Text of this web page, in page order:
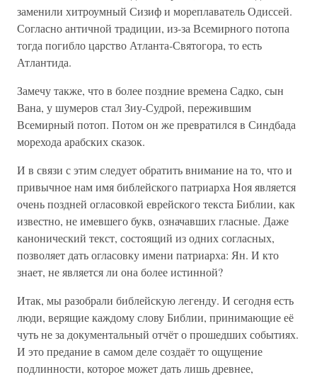
заменили хитроумный Сизиф и мореплаватель Одиссей.
Согласно античной традиции, из-за Всемирного потопа
тогда погибло царство Атланта-Святогора, то есть
Атлантида.
Замечу также, что в более поздние времена Садко, сын
Вана, у шумеров стал Зиу-Судрой, пережившим
Всемирный потоп. Потом он же превратился в Синдбада
морехода арабских сказок.
И в связи с этим следует обратить внимание на то, что и
привычное нам имя библейского патриарха Ноя является
очень поздней огласовкой еврейского текста Библии, как
известно, не имевшего букв, означавших гласные. Даже
канонический текст, состоящий из одних согласных,
позволяет дать огласовку имени патриарха: Ян. И кто
знает, не является ли она более истинной?
Итак, мы разобрали библейскую легенду. И сегодня есть
люди, верящие каждому слову Библии, принимающие её
чуть не за документальный отчёт о прошедших событиях.
И это предание в самом деле создаёт то ощущение
подлинности, которое может дать лишь древнее,